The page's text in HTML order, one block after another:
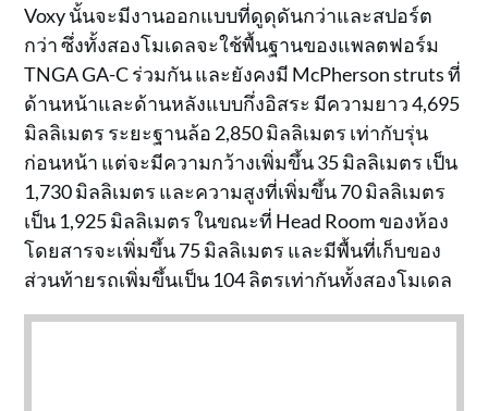
Voxy นั้นจะมีงานออกแบบที่ดูดุดันกว่าและสปอร์ต
กว่า ซึ่งทั้งสองโมเดลจะใช้พื้นฐานของแพลตฟอร์ม
TNGA GA-C ร่วมกัน และยังคงมี McPherson struts ที่
ด้านหน้าและด้านหลังแบบกึ่งอิสระ มีความยาว 4,695
มิลลิเมตร ระยะฐานล้อ 2,850 มิลลิเมตร เท่ากับรุ่น
ก่อนหน้า แต่จะมีความกว้างเพิ่มขึ้น 35 มิลลิเมตร เป็น
1,730 มิลลิเมตร และความสูงที่เพิ่มขึ้น 70 มิลลิเมตร
เป็น 1,925 มิลลิเมตร ในขณะที่ Head Room ของห้อง
โดยสารจะเพิ่มขึ้น 75 มิลลิเมตร และมีพื้นที่เก็บของ
ส่วนท้ายรถเพิ่มขึ้นเป็น 104 ลิตรเท่ากันทั้งสองโมเดล